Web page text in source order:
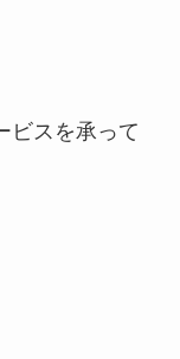
ビスを承って